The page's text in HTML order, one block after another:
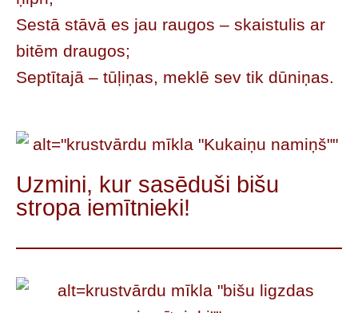
Sestā stāvā es jau raugos – skaistulis ar
bitēm draugos;
Septītajā – tūļiņas, meklē sev tik dūniņas.
Uzmini, kur sasēduši bišu
stropa iemītnieki!